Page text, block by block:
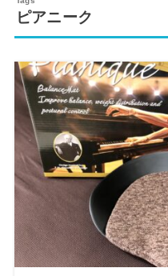
ピアニーク